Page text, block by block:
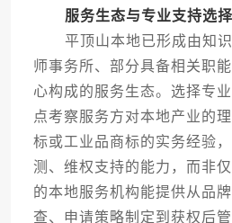
服务生态与专业支持选择
平顶山本地已形成由知识
师事务所、部分具备相关职
心构成的服务生态。选择专
点考察服务方对本地产业的
标或工业品商标的实务经验
测、维权支持的能力，而非
的本地服务机构能提供从品
查、申请策略制定到获权后